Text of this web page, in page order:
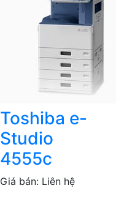
Toshiba e-
Studio
4555c
Giá bán: Liên hệ